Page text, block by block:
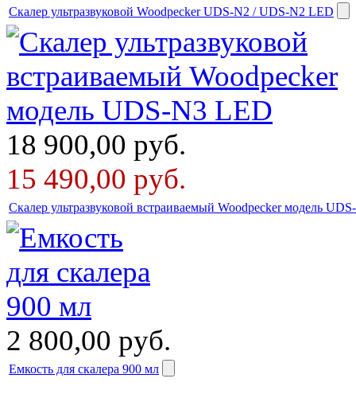
Скалер ультразвуковой Woodpecker UDS-N2 / UDS-N2 LED
18 900,00 руб.
15 490,00 руб.
Скалер ультразвуковой встраиваемый Woodpecker модель
2 800,00 руб.
Емкость для скалера 900 мл